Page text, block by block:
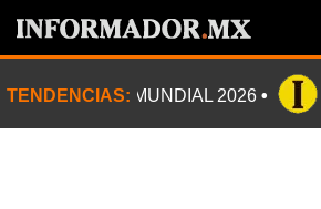
TENDENCIAS: MUNDIAL 2026